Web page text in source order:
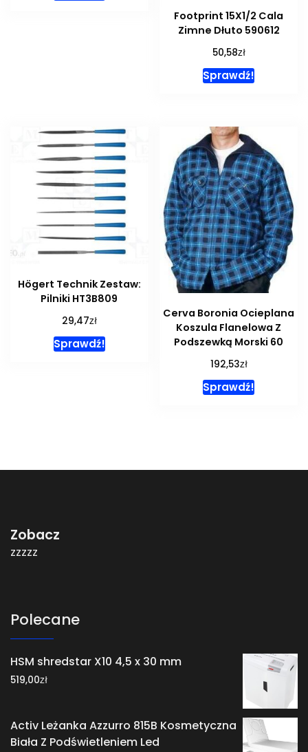
Footprint 15X1/2 Cala
Zimne Dłuto 590612
50,58zł
Sprawdź!
Högert Technik Zestaw:
Pilniki HT3B809
29,47zł
Sprawdź!
Cerva Boronia Ocieplana
Koszula Flanelowa Z
Podszewką Morski 60
192,53zł
Sprawdź!
Zobacz
zzzzz
Polecane
HSM shredstar X10 4,5 x 30 mm
519,00zł
Activ Leżanka Azzurro 815B Kosmetyczna
Biała Z Podświetleniem Led